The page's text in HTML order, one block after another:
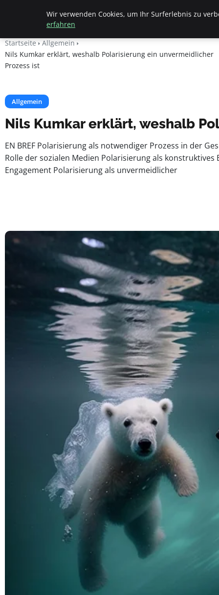
Beyond Surface
Startseite
Allgemein
Nils Kumkar erklärt, weshalb Polarisierung ein unvermeidlicher
Prozess ist
Allgemein
Nils Kumkar erklärt, weshalb
EN BREF Polarisierung als notwendiger Prozess in der
Rolle der sozialen Medien Polarisierung als
Engagement Polarisierung als unvermeidlicher
Wir verwenden Cookies, um Ihr Surferlebnis zu
erfahren